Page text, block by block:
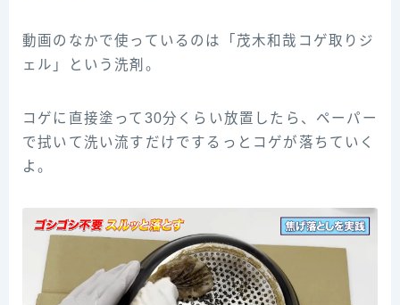
動画のなかで使っているのは「茂木和哉コゲ取りジ
ェル」という洗剤。
コゲに直接塗って30分くらい放置したら、ペーパー
で拭いて洗い流すだけでするっとコゲが落ちていく
よ。